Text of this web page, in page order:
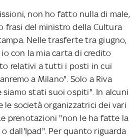
non ho fatto nulla di male,
frasi del ministro della Cultura
Nelle trasferte tra giugno,
con la mia carta di credito
relativi a tutti i posti in cui
a Milano". Solo a Riva
stati suoi ospiti". In alcuni
le società organizzatrici dei vari
prenotazioni "non le ha fatte la
dall'Ipad". Per quanto riguarda